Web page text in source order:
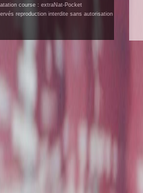
course : extraNat-Pocket
reproduction interdite sans autorisation